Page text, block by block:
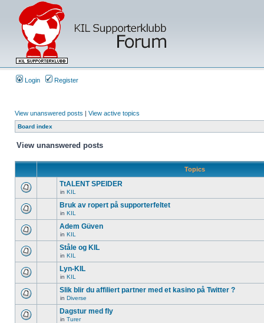
Login Register
View unanswered posts | View active topics
Board index
View unanswered posts
Topics
TtALENT SPEIDER
in KIL
Bruk av ropert på supporterfeltet
in KIL
Adem Güven
in KIL
Ståle og KIL
in KIL
Lyn-KIL
in KIL
Slik blir du affiliert partner med et kasino på Twitter ?
in Diverse
Dagstur med fly
in Turer